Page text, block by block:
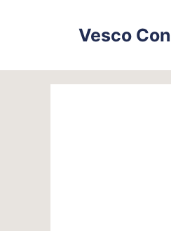
Vesco